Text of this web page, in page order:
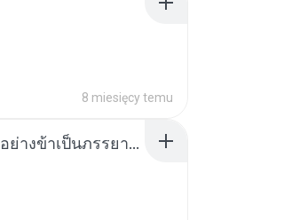
8 miesięcy temu
เกิดใหม่อีกครา อี๋เหนียงอย่างข้าเป็นภรรยาขุนนาง 1_ST.pdf